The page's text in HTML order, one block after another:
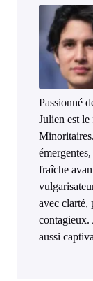
Passionné
Julien est
fraîche
avec clarté,
contagieux.
aussi